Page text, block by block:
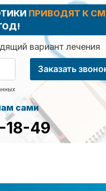
ПРИВОДЯТ К
вариант лечения
Заказать
сами
18-49